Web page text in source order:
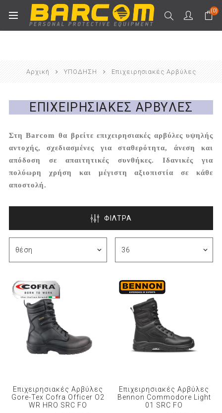
(0)
Αρχική ΥΠΟΔΗΣΗ Επιχειρησιακές Αρβύλες
ΕΠΙΧΕΙΡΗΣΙΑΚΈΣ ΑΡΒΎΛΕΣ
Στη Barcom θα βρείτε επιχειρησιακές αρβύλες υψηλής
αντοχής, σχεδιασμένες για σταθερότητα, άνεση και
απόδοση σε απαιτητικές συνθήκες. Ιδανικές για
πολύωρη χρήση και μέγιστη αξιοπιστία σε κάθε
αποστολή.
ΦΙΛΤΡΑ
Επιχειρησιακές Αρβύλες
Gore-Tex Cofra Officer O2
WR HRO SRC FO
Επιχειρησιακές Αρβύλες
Bennon Commodore Light
01 SRC FO